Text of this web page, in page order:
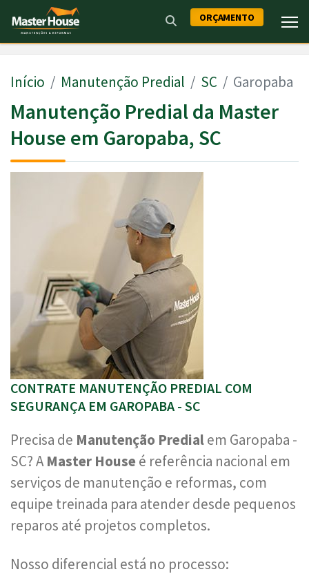
ORÇAMENTO
Início Manutenção Predial SC Garopaba
Manutenção Predial da Master
House em Garopaba, SC
CONTRATE MANUTENÇÃO PREDIAL COM
SEGURANÇA EM GAROPABA - SC
Precisa de Manutenção Predialem Garopaba -
SC? AMaster House é referência nacional em
serviços de manutenção e reformas, com
equipe treinada para atender desde pequenos
reparos até projetos completos.
Nosso diferencial está no processo: